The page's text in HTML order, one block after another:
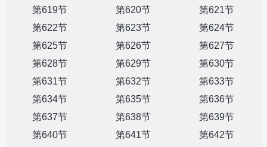
第619节
第620节
第621节
第622节
第623节
第624节
第625节
第626节
第627节
第628节
第629节
第630节
第631节
第632节
第633节
第634节
第635节
第636节
第637节
第638节
第639节
第640节
第641节
第642节